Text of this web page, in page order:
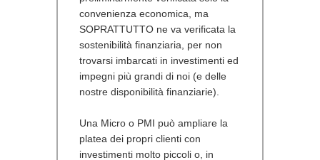
convenienza economica, ma
SOPRATTUTTO ne va verificata la
sostenibilità finanziaria, per non
trovarsi imbarcati in investimenti ed
impegni più grandi di noi (e delle
nostre disponibilità finanziarie).
Una Micro o PMI può ampliare la
platea dei propri clienti con
investimenti molto piccoli o, in